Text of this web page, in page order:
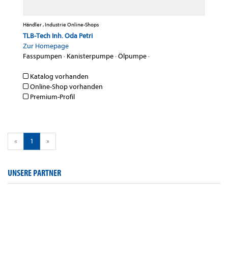
Händler , Industrie Online-Shops
TLB-Tech Inh. Oda Petri
Zur Homepage
Fasspumpen · Kanisterpumpe·Ölpumpe·
Katalog vorhanden
Online-Shop vorhanden
Premium-Profil
« 1 »
UNSERE PARTNER